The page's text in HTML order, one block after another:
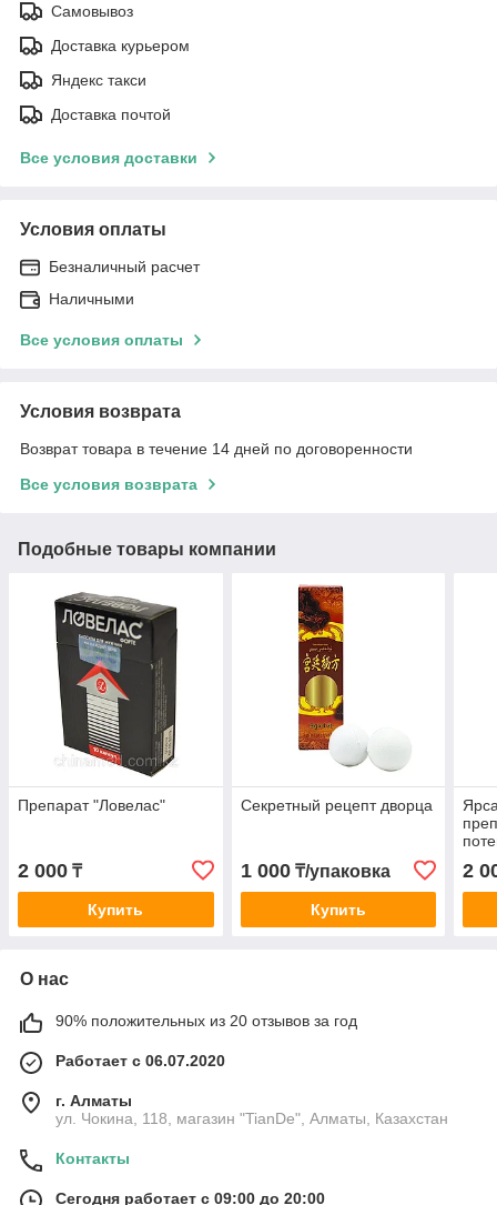
Самовывоз
Доставка курьером
Яндекс такси
Доставка почтой
Все условия доставки
Условия оплаты
Безналичный расчет
Наличными
Все условия оплаты
Условия возврата
Возврат товара в течение 14 дней по договоренности
Все условия возврата
Подобные товары компании
Препарат "Ловелас"
2 000 ₸
Купить
Секретный рецепт дворца
1 000₸/упаковка
Купить
2
О нас
90% положительных из 20 отзывов за год
Работает с 06.07.2020
г. Алматы
ул. Чокина, 118, магазин "TianDe", Алматы, Казахстан
Контакты
Сегодня работает с 09:00 до 20:00